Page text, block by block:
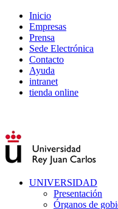
Inicio
Empresas
Prensa
Sede Electrónica
Contacto
Ayuda
intranet
tienda online
UNIVERSIDAD
Presentación
Órganos de